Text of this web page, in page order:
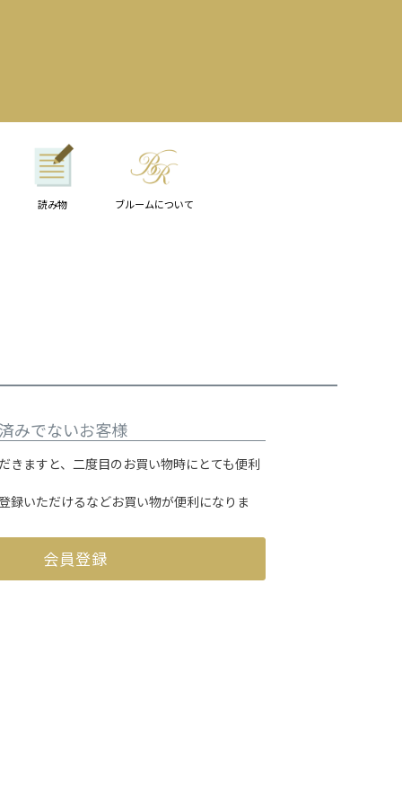
読み物 ブルームについて
みでないお客様
きますと、二度目のお買い物時にとても便利
録いただけるなどお買い物が便利になりま
会員登録